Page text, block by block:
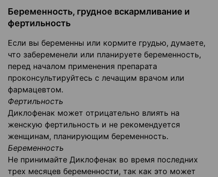
Беременность, грудное вскармливание и
фертильность
Если вы беременны или кормите грудью, думаете,
что забеременели или планируете беременность,
перед началом применения препарата
проконсультируйтесь с лечащим врачом или
фармацевтом.
Фертильность
Диклофенак может отрицательно влиять на
женскую фертильность и не рекомендуется
женщинам, планирующим беременность.
Беременность
Не принимайте Диклофенак во время последних
трех месяцев беременности, так как это может